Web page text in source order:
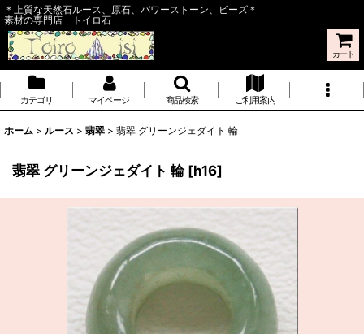
＊上質な天然石ルース、原石、パワーストーン、ビーズ＊
素材の専門店 トイロ石
カート
カテゴリ マイページ 商品検索 ご利用案内
ホーム > ルース > 翡翠 > 翡翠 グリーンジェダイト 輪
翡翠 グリーンジェダイト 輪 [h16]